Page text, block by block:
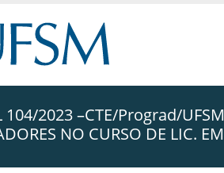
104/2023 –CTE/Prograd/UFSM
NO CURSO DE LIC.